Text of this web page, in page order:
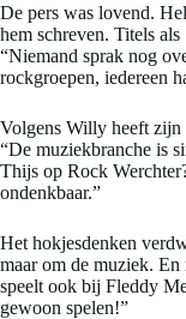
De pers was lovend.
hem schreven. Titels
“Niemand sprak nog
rockgroepen, iedereen
Volgens Willy heeft zijn
“De muziekbranche is
Thijs op Rock
ondenkbaar.”
Het hokjesdenken
maar om de muziek.
speelt ook bij Fleddy
gewoon spelen!”